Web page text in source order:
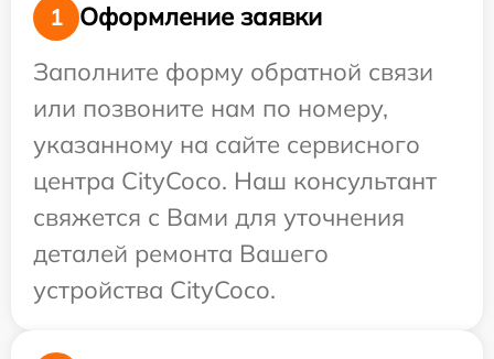
1
Оформление заявки
Заполните форму обратной связи
или позвоните нам по номеру,
указанному на сайте сервисного
центра CityCoco. Наш консультант
свяжется с Вами для уточнения
деталей ремонта Вашего
устройства CityCoco.